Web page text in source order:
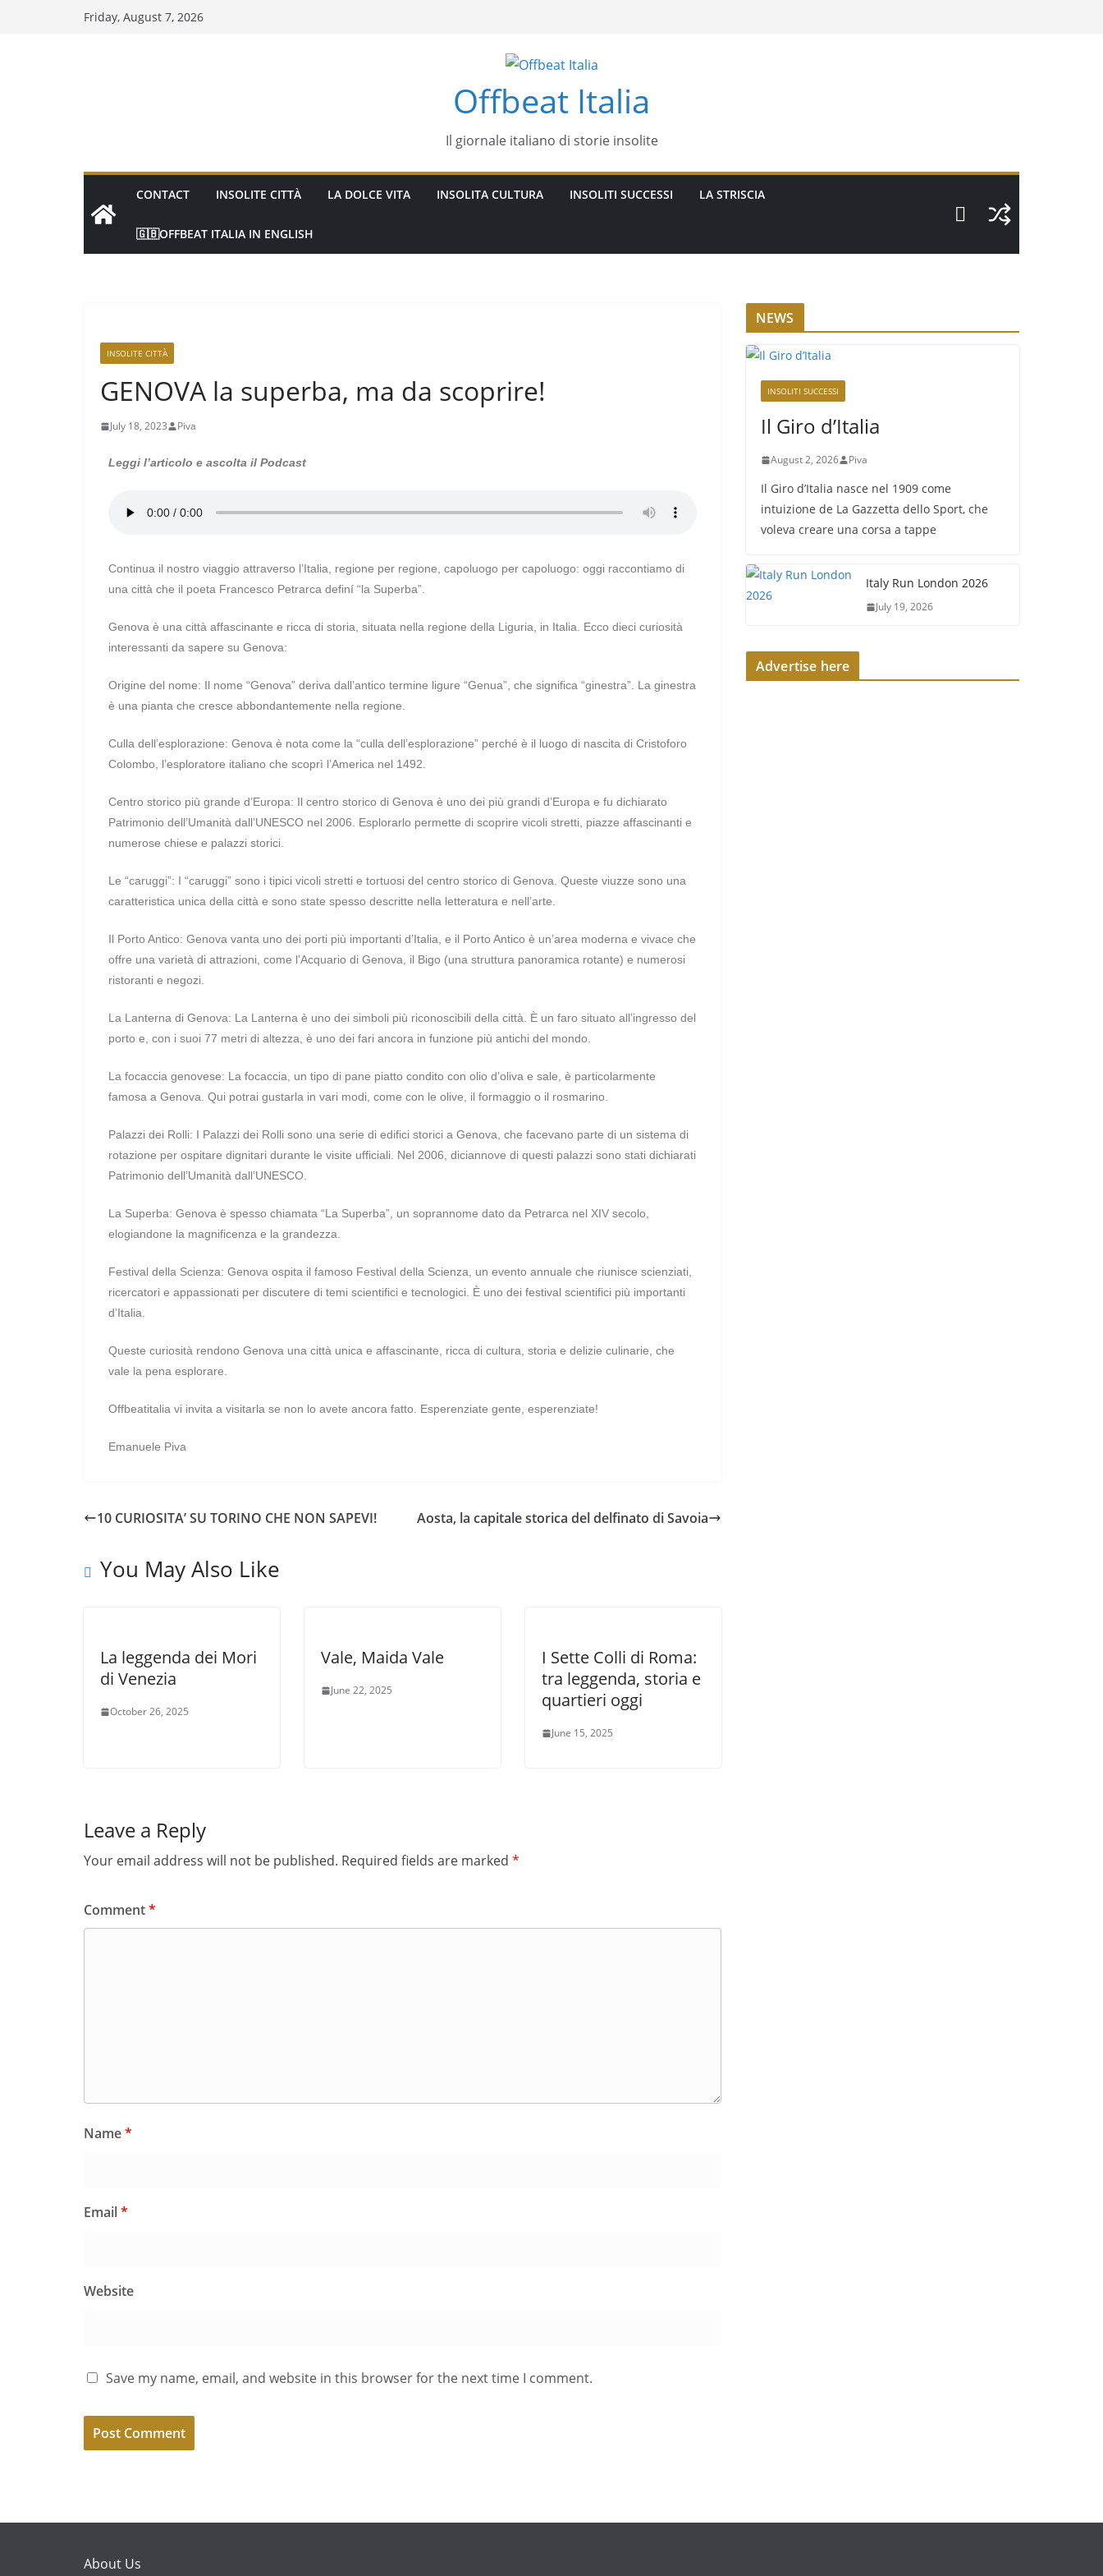
Friday, August 7, 2026
Offbeat Italia
Il giornale italiano di storie insolite
CONTACT INSOLITE CITTÀ LA DOLCE VITA INSOLITA CULTURA INSOLITI SUCCESSI LA STRISCIA
🇬🇧OFFBEAT ITALIA IN ENGLISH
INSOLITE CITTÀ
GENOVA la superba, ma da scoprire!
July 18, 2023 Piva
Leggi l’articolo e ascolta il Podcast
Continua il nostro viaggio attraverso l’Italia, regione per regione, capoluogo per capoluogo: oggi raccontiamo di
una città che il poeta Francesco Petrarca definí “la Superba”.
Genova è una città affascinante e ricca di storia, situata nella regione della Liguria, in Italia. Ecco dieci curiosità
interessanti da sapere su Genova:
Origine del nome: Il nome “Genova” deriva dall’antico termine ligure “Genua”, che significa “ginestra”. La ginestra
è una pianta che cresce abbondantemente nella regione.
Culla dell’esplorazione: Genova è nota come la “culla dell’esplorazione” perché è il luogo di nascita di Cristoforo
Colombo, l’esploratore italiano che scoprì l’America nel 1492.
Centro storico più grande d’Europa: Il centro storico di Genova è uno dei più grandi d’Europa e fu dichiarato
Patrimonio dell’Umanità dall’UNESCO nel 2006. Esplorarlo permette di scoprire vicoli stretti, piazze affascinanti e
numerose chiese e palazzi storici.
Le “caruggi”: I “caruggi” sono i tipici vicoli stretti e tortuosi del centro storico di Genova. Queste viuzze sono una
caratteristica unica della città e sono state spesso descritte nella letteratura e nell’arte.
Il Porto Antico: Genova vanta uno dei porti più importanti d’Italia, e il Porto Antico è un’area moderna e vivace che
offre una varietà di attrazioni, come l’Acquario di Genova, il Bigo (una struttura panoramica rotante) e numerosi
ristoranti e negozi.
La Lanterna di Genova: La Lanterna è uno dei simboli più riconoscibili della città. È un faro situato all’ingresso del
porto e, con i suoi 77 metri di altezza, è uno dei fari ancora in funzione più antichi del mondo.
La focaccia genovese: La focaccia, un tipo di pane piatto condito con olio d’oliva e sale, è particolarmente
famosa a Genova. Qui potrai gustarla in vari modi, come con le olive, il formaggio o il rosmarino.
Palazzi dei Rolli: I Palazzi dei Rolli sono una serie di edifici storici a Genova, che facevano parte di un sistema di
rotazione per ospitare dignitari durante le visite ufficiali. Nel 2006, diciannove di questi palazzi sono stati dichiarati
Patrimonio dell’Umanità dall’UNESCO.
La Superba: Genova è spesso chiamata “La Superba”, un soprannome dato da Petrarca nel XIV secolo,
elogiandone la magnificenza e la grandezza.
Festival della Scienza: Genova ospita il famoso Festival della Scienza, un evento annuale che riunisce scienziati,
ricercatori e appassionati per discutere di temi scientifici e tecnologici. È uno dei festival scientifici più importanti
d’Italia.
Queste curiosità rendono Genova una città unica e affascinante, ricca di cultura, storia e delizie culinarie, che
vale la pena esplorare.
Offbeatitalia vi invita a visitarla se non lo avete ancora fatto. Esperenziate gente, esperenziate!
Emanuele Piva
10 CURIOSITA’ SU TORINO CHE NON SAPEVI! Aosta, la capitale storica del delfinato di Savoia
You May Also Like
La leggenda dei Mori
di Venezia
October 26, 2025
Vale, Maida Vale
June 22, 2025
I Sette Colli di Roma:
tra leggenda, storia e
quartieri oggi
June 15, 2025
Leave a Reply
Your email address will not be published. Required fields are marked *
Comment*
Name*
Email*
Website
Save my name, email, and website in this browser for the next time I comment.
NEWS
INSOLITI SUCCESSI
Il Giro d’Italia
August 2, 2026 Piva
Il Giro d’Italia nasce nel 1909 come
intuizione de La Gazzetta dello Sport, che
voleva creare una corsa a tappe
Italy Run London 2026
July 19, 2026
Advertise here
About Us